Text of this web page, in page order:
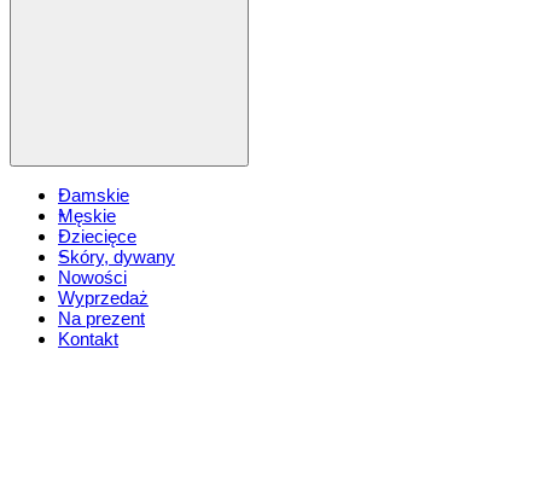
Damskie
Męskie
Dziecięce
Skóry, dywany
Nowości
Wyprzedaż
Na prezent
Kontakt